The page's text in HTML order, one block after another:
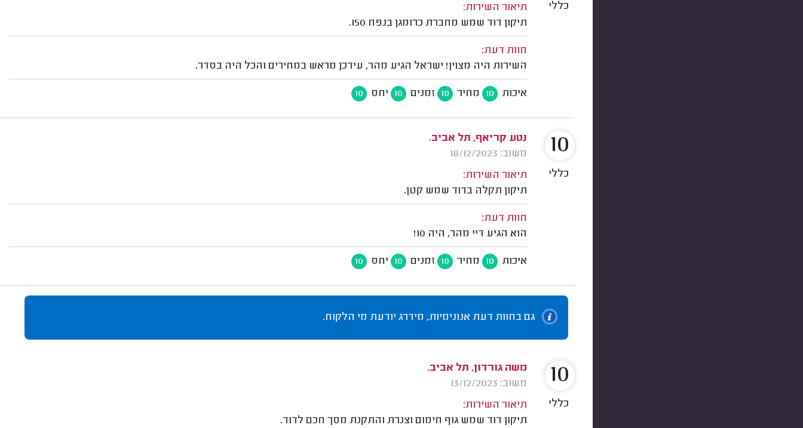
תיאור השירות:
תיקון דוד שמש מחברת כרומגן בנפח 150.
חוות דעת:
השירות היה מצוין! ישראל הגיע מהר, עידכן מראש במחירים והכל היה בסדר.
איכות 10 מחיר 10 זמנים 10 יחס 10
כללי
נטע קריאף, תל אביב.
משוב: 18/12/2023
תיאור השירות:
תיקון תקלה בדוד שמש קטן.
חוות דעת:
הוא הגיע דיי מהר, היה 10!
איכות 10 מחיר 10 זמנים 10 יחס 10
10
כללי
גם בחוות דעת אנונימיות, מידרג יודעת מי הלקוח.
משה גורדון, תל אביב.
משוב: 13/12/2023
תיאור השירות:
תיקון דוד שמש גוף חימום וצנרת והתקנת מסך חכם לדוד.
10
כללי